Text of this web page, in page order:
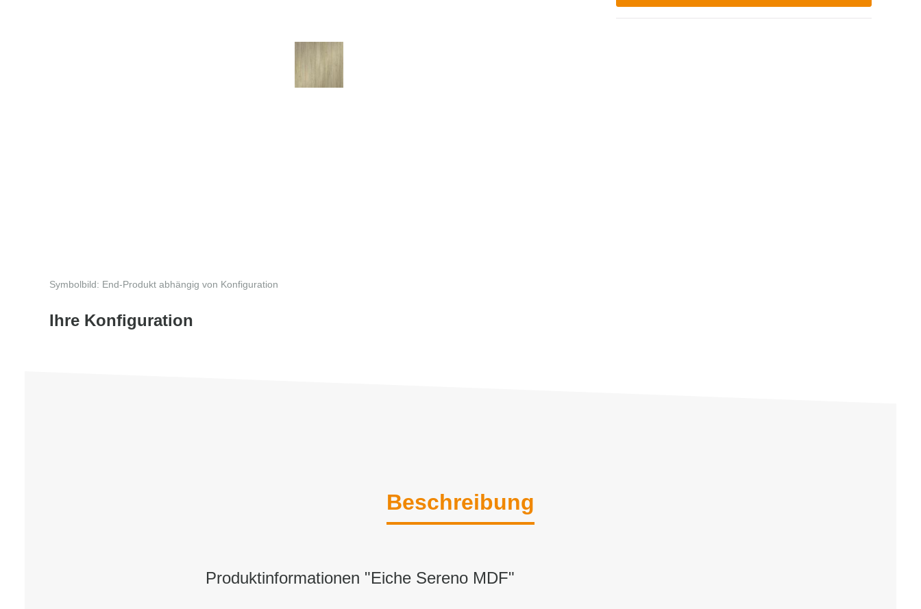
Symbolbild: End-Produkt abhängig von Konfiguration
Ihre Konfiguration
Beschreibung
Produktinformationen "Eiche Sereno MDF"